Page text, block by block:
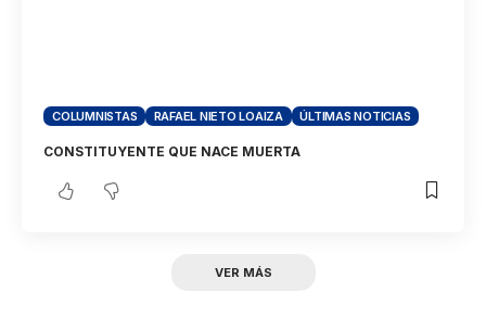
COLUMNISTAS RAFAEL NIETO LOAIZA ÚLTIMAS NOTICIAS
CONSTITUYENTE QUE NACE MUERTA
VER MÁS